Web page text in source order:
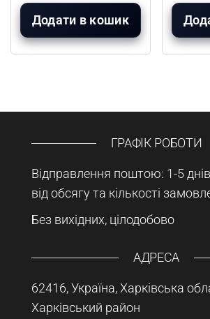
Додати в кошик
ГРАФІК РОБОТИ
Відправлення поштою: 1-5
від обсягу та кількості
Без вихідних, цілодобово
АДРЕСА
62416, Україна, Харківська
Харківський район